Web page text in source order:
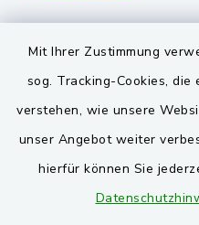
Mit Ihrer Zustimmung
sog. Tracking-Cookies, die
verstehen, wie unsere
unser Angebot weiter
hierfür können Sie
Landkreis Schwandorf
VG und
Markt Schwarzenfeld
Gemeinde Stulln